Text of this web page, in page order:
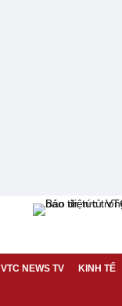
VTC NEWS TV KINH TẾ